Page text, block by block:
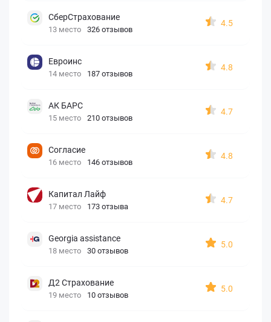
СберСтрахование
13 место 326 отзывов
4.5
Евроинс
14 место 187 отзывов
4.8
АК БАРС
15 место 210 отзывов
4.7
Согласие
16 место 146 отзывов
4.8
Капитал Лайф
17 место 173 отзыва
4.7
Georgia assistance
18 место 30 отзывов
5.0
Д2 Страхование
19 место 10 отзывов
5.0